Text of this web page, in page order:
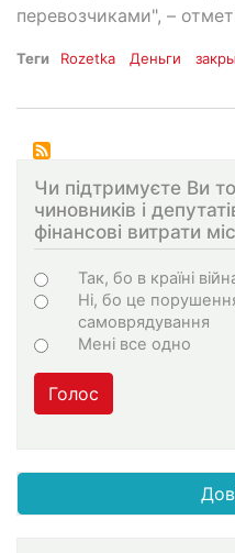
перевозчиками", –
Теги Rozetka Деньги
Чи підтримуєте Ви
чиновників і
фінансові витрати
Choices
Так, бо в країні
Ні, бо це
самоврядування
Мені все одно
Голос